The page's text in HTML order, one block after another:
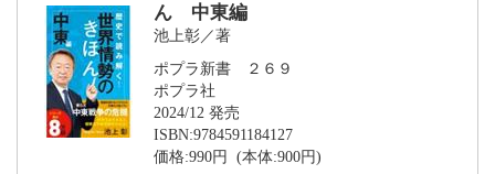
ん 中東編
池上彰／著
ポプラ新書 ２６９
ポプラ社
2024/12 発売
ISBN:9784591184127
価格:990円 (本体:900円)